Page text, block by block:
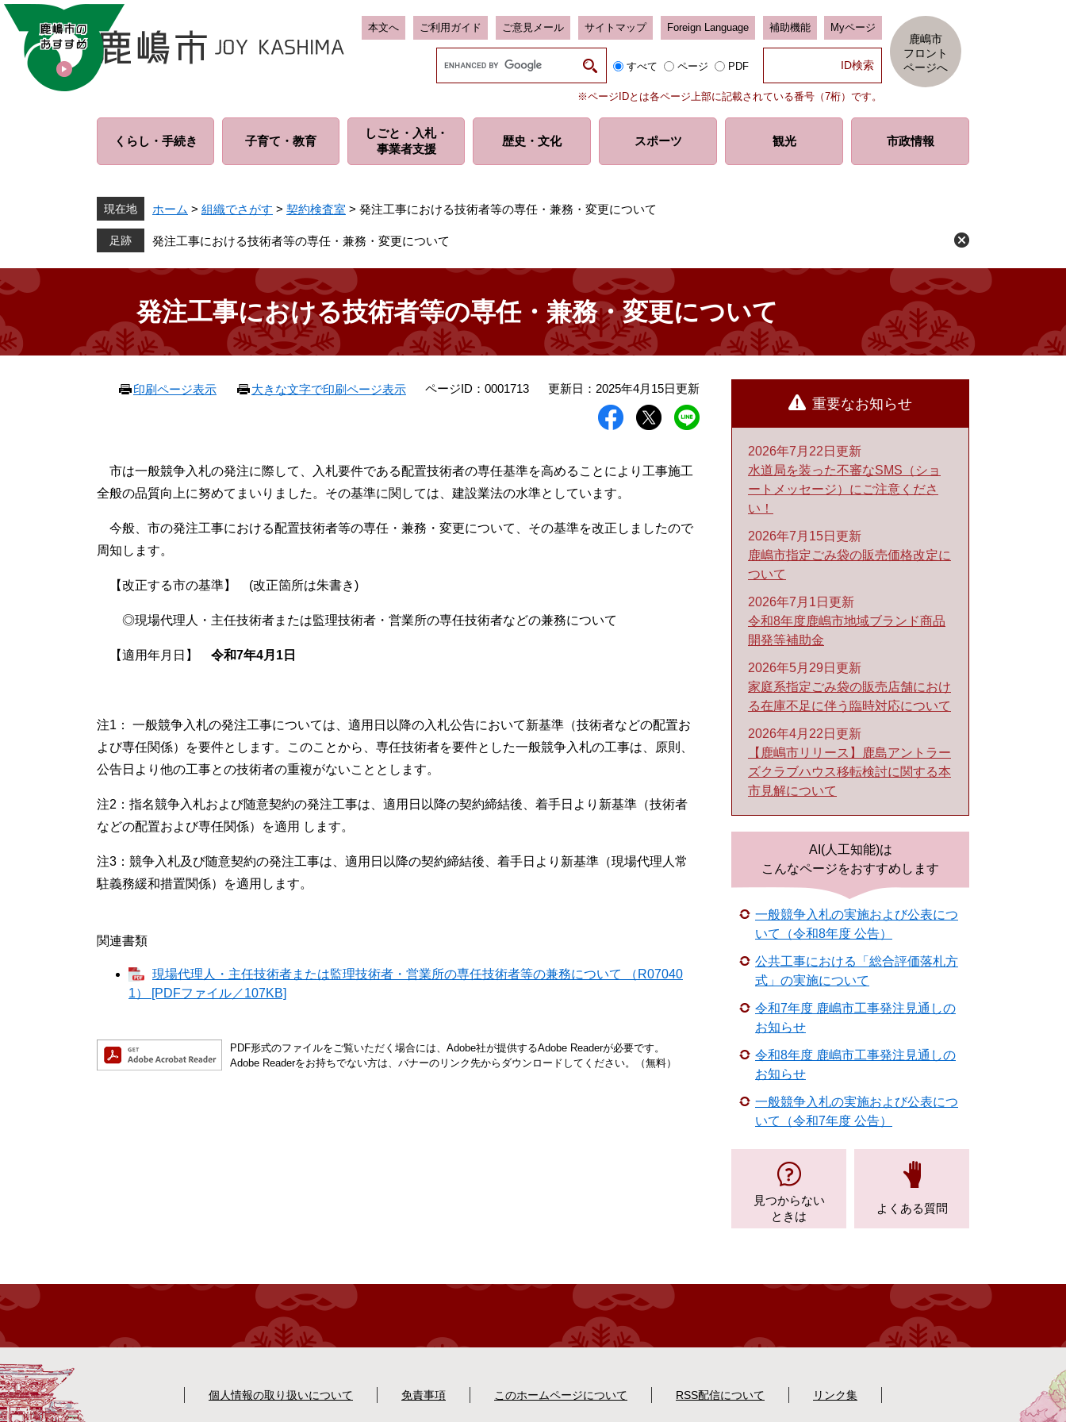
ペ
メ
本文へ ご利用ガイド ご意見メール サイトマップ Foreign Language 補助機能 Myページ
ム
索
すべて ページ PDF
※ページIDとは各ページ上部に記載されている番号（7桁）です。
鹿嶋市
フロント
ページへ
くらし・ 手続き 子育て・ 教育
しごと・入札・
事業者支援
歴史・ 文化 スポーツ 観光 市政情報
現在地 ホーム > 組織でさがす > 契約検査室 > 発注工事における技術者等の専任・兼務・変更について
発注工事における技術者等の専任・兼務・変更について
発注工事における技術者等の専任・兼務・変更について
印刷ページ表示 大きな文字で印刷ページ表示 ページID：0001713 更新日：2025年4月15日更新
市は一般競争入札の発注に際して、入札要件である配置技術者の専任基準を高めることにより工事施工
全般の品質向上に努めてまいりました。その基準に関しては、建設業法の水準としています。
今般、市の発注工事における配置技術者等の専任・兼務・変更について、その基準を改正しましたので
周知します。
【改正する市の基準】 (改正箇所は朱書き)
◎現場代理人・主任技術者または監理技術者・営業所の専任技術者などの兼務について
【適用年月日】 令和7年4月1日
注1： 一般競争入札の発注工事については、適用日以降の入札公告において新基準（技術者などの配置お
よび専任関係）を要件とします。このことから、専任技術者を要件とした一般競争入札の工事は、原則、
公告日より他の工事との技術者の重複がないこととします。
注2：指名競争入札および随意契約の発注工事は、適用日以降の契約締結後、着手日より新基準（技術者
などの配置および専任関係）を適用 します。
注3：競争入札及び随意契約の発注工事は、適用日以降の契約締結後、着手日より新基準（現場代理人常
駐義務緩和措置関係）を適用します。
関連書類
現場代理人・主任技術者または監理技術者・営業所の専任技術者等の兼務について （R07040
1） [PDFファイル／107KB]
PDF形式のファイルをご覧いただく場合には、Adobe社が提供するAdobe Readerが必要です。
Adobe Readerをお持ちでない方は、バナーのリンク先からダウンロードしてください。（無料）
重要なお知らせ
2026年7月22日更新
水道局を装った不審なSMS（ショ
ートメッセージ）にご注意くださ
い！
2026年7月15日更新
鹿嶋市指定ごみ袋の販売価格改定に
ついて
2026年7月1日更新
令和8年度鹿嶋市地域ブランド商品
開発等補助金
2026年5月29日更新
家庭系指定ごみ袋の販売店舗におけ
る在庫不足に伴う臨時対応について
2026年4月22日更新
【鹿嶋市リリース】鹿島アントラー
ズクラブハウス移転検討に関する本
市見解について
AI(人工知能)は
こんなページをおすすめします
一般競争入札の実施および公表につ
いて（令和8年度 公告）
公共工事における「総合評価落札方
式」の実施について
令和7年度 鹿嶋市工事発注見通しの
お知らせ
令和8年度 鹿嶋市工事発注見通しの
お知らせ
一般競争入札の実施および公表につ
いて（令和7年度 公告）
見つからない
ときは
よくある質問
個人情報の取り扱いについて 免責事項 このホームページについて RSS配信について リンク集